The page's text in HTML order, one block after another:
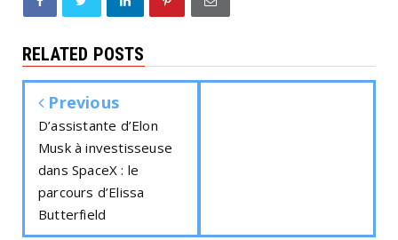
RELATED POSTS
Previous
D’assistante d’Elon
Musk à investisseuse
dans SpaceX : le
parcours d’Elissa
Butterfield